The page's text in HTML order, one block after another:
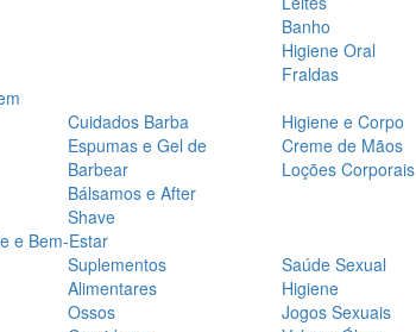
Banho
Higiene Oral
Fraldas
Cuidados Barba
Espumas e Gel de
Barbear
Bálsamos e After
Shave
Higiene e Corpo
Creme de Mãos
Loções Corporais
e Bem-Estar
Suplementos
Alimentares
Ossos
Saúde Sexual
Higiene
Jogos Sexuais